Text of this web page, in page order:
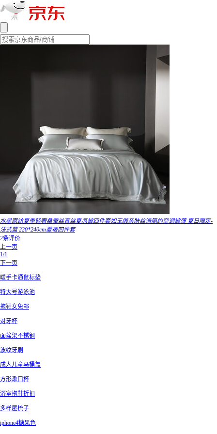
水星家纺夏季轻奢桑蚕丝真丝夏凉被四件套如玉缎亲肤丝滑简约空调被薄 夏日限定-
法式蓝 220*240cm夏被四件套
2条评价
上一页
1/1
下一页
暖手卡通鼠标垫
特大号游泳池
拖鞋女免邮
对牙杯
面盆架不锈钢
波纹牙刷
成人儿童马桶盖
方形漱口杯
浴室拖鞋折扣
多样屋梳子
iphone4糖果色